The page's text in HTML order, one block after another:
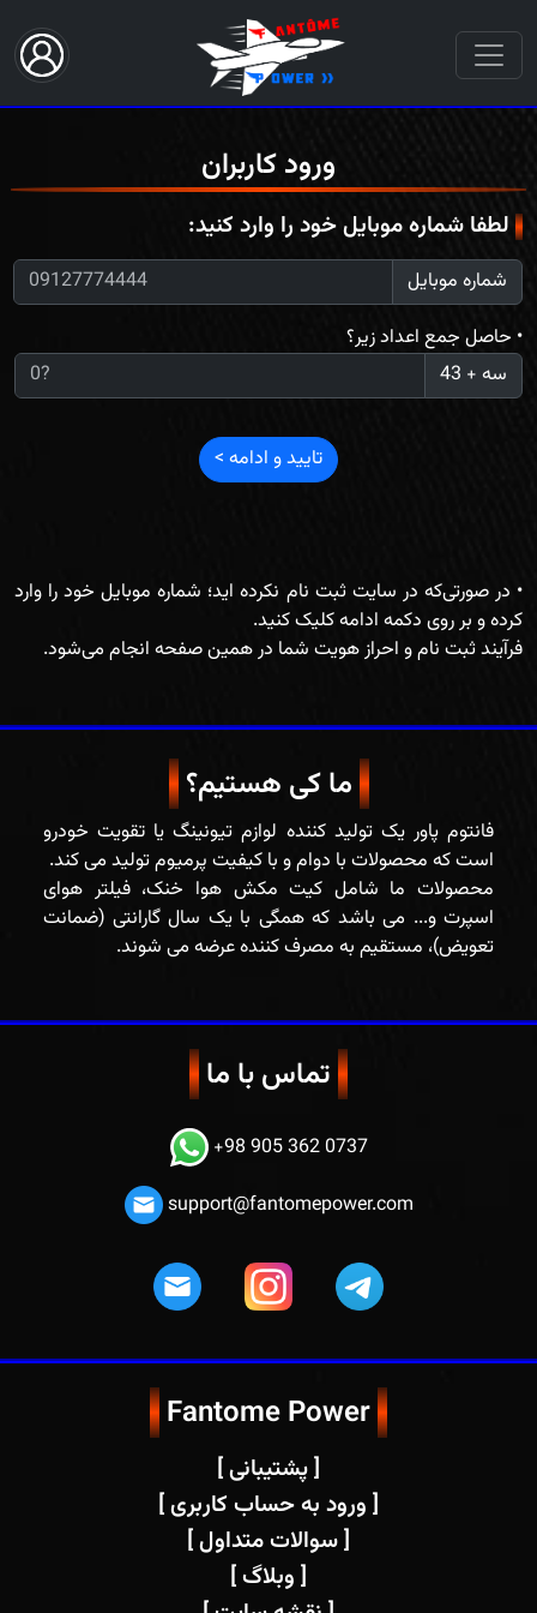
ورود کاربران
لطفا شماره موبایل خود را وارد کنید:
شماره موبایل
• حاصل جمع اعداد زیر؟
سه + 43
• در صورتی‌که در سایت ثبت نام نکرده اید؛ شماره موبایل خود را وارد
فرآیند ثبت نام و احراز هویت شما در همین صفحه انجام می‌شود.
ما کی هستیم؟
فانتوم پاور یک تولید کننده لوازم تیونینگ یا تقویت خودرو
محصولات ما شامل کیت مکش هوا خنک، فیلتر هوای
اسپرت و... می باشد که همگی با یک سال گارانتی (ضمانت
تعویض)، مستقیم به مصرف کننده عرضه می شوند.
تماس با ما
+98 905 362 0737
support@fantomepower.com
[ پشتیبانی ]
[ ورود به حساب کاربری ]
[ سوالات متداول ]
[ وبلاگ ]